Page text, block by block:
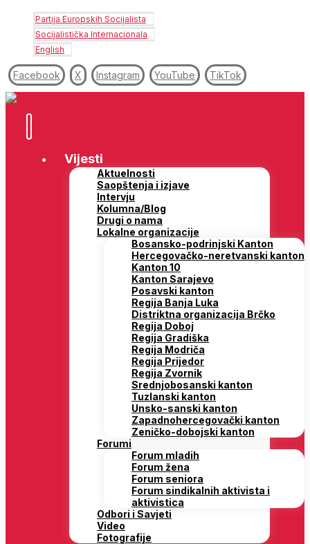
Partija Europskih Socijalista
Socijalistička Internacionala
English
Facebook X Instagram YouTube TikTok
Vijesti
Aktuelnosti
Saopštenja i izjave
Intervju
Kolumna/Blog
Drugi o nama
Lokalne organizacije
Bosansko-podrinjski Kanton
Hercegovačko-neretvanski kanton
Kanton 10
Kanton Sarajevo
Posavski kanton
Regija Banja Luka
Distriktna organizacija Brčko
Regija Doboj
Regija Gradiška
Regija Modriča
Regija Prijedor
Regija Zvornik
Srednjobosanski kanton
Tuzlanski kanton
Unsko-sanski kanton
Zapadnohercegovački kanton
Zeničko-dobojski kanton
Forumi
Forum mladih
Forum žena
Forum seniora
Forum sindikalnih aktivista i
aktivistica
Odbori i Savjeti
Video
Fotografije